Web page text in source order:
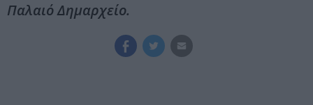
Παλαιό Δημαρχείο.